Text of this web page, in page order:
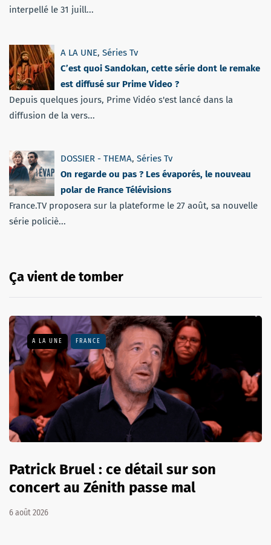
interpellé le 31 juill...
A LA UNE, Séries Tv
C’est quoi Sandokan, cette série dont le remake
est diffusé sur Prime Video ?
Depuis quelques jours, Prime Vidéo s'est lancé dans la
diffusion de la vers...
DOSSIER - THEMA, Séries Tv
On regarde ou pas ? Les évaporés, le nouveau
polar de France Télévisions
France.TV proposera sur la plateforme le 27 août, sa nouvelle
série policiè...
Ça vient de tomber
A LA UNE FRANCE
Patrick Bruel : ce détail sur son
concert au Zénith passe mal
6 août 2026